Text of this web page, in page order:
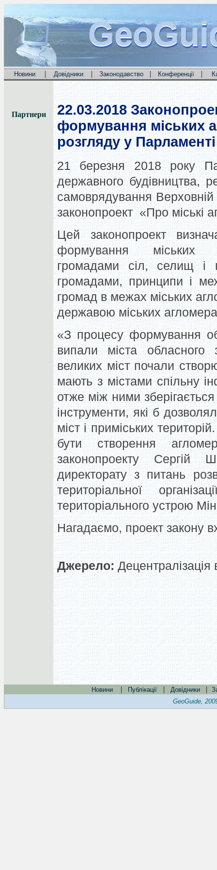
Новини | Довідники | Законодавство | Конференції |
Партнери 22.03.2018
формування міських
розгляду у Парламенті
21 березня 2018 року
державного будівництва,
самоврядування
законопроект «Про міські
Цей законопроект
формування міських
громадами сіл, селищ і
громадами, принципи і
громад в межах міських
державою міських
«З процесу формування
випали міста обласного
великих міст почали
мають з містами спільну
отже між ними
інструменти, які б
міст і приміських
бути створення
законопроекту Сергій
директорату з питань
територіальної
територіального устрою
Нагадаємо, проект закону
Джерело:
Новини | Публікації | Довідники |
GeoGuide,